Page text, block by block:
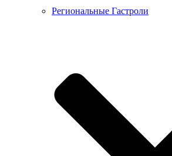
Региональные Гастроли